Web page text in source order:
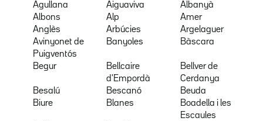
Agullana Aiguaviva
Albanyà
Albons
Alp
Amer
Anglès
Arbúcies
Argelaguer
Avinyonet de
Puigventós
Banyoles Bàscara
Begur
Bellcaire
d'Empordà
Bellver de
Cerdanya
Besalú
Bescanó
Beuda
Biure
Blanes
Boadella i les
Escaules